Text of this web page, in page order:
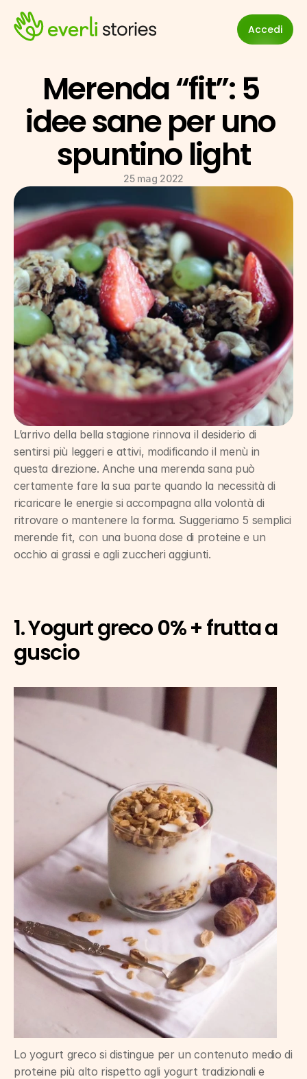
Accedi
Merenda “fit”: 5
idee sane per uno
spuntino light
25 mag 2022
L’arrivo della bella stagione rinnova il desiderio di
sentirsi più leggeri e attivi, modificando il menù in
questa direzione. Anche una merenda sana può
certamente fare la sua parte quando la necessità di
ricaricare le energie si accompagna alla volontà di
ritrovare o mantenere la forma. Suggeriamo 5 semplici
merende fit, con una buona dose di proteine e un
occhio ai grassi e agli zuccheri aggiunti.
1. Yogurt greco 0% + frutta a
guscio
Lo yogurt greco si distingue per un contenuto medio di
proteine più alto rispetto agli yogurt tradizionali e